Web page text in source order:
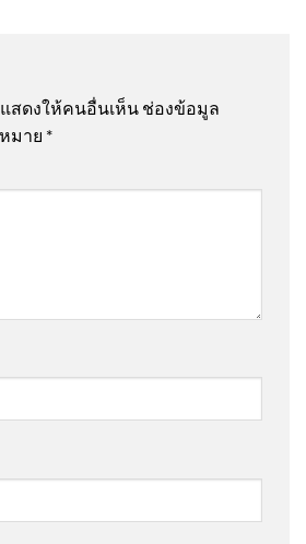
สดงให้คนอื่นเห็น ช่องข้อมูล
มาย *